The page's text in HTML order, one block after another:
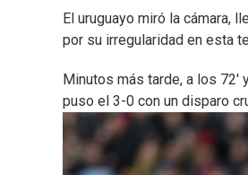
El uruguayo miró la cámara,
por su irregularidad en esta
Minutos más tarde, a los 72'
puso el 3-0 con un disparo